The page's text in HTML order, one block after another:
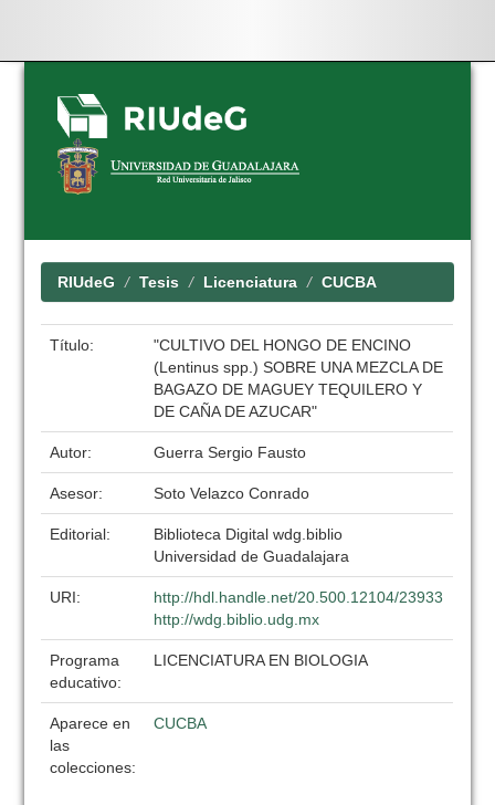
Skip
navigation
RIUdeG Tesis Licenciatura CUCBA
Título:
"CULTIVO DEL HONGO DE ENCINO
(Lentinus spp.) SOBRE UNA MEZCLA DE
BAGAZO DE MAGUEY TEQUILERO Y
DE CAÑA DE AZUCAR"
Autor: Guerra Sergio Fausto
Asesor: Soto Velazco Conrado
Editorial:
Biblioteca Digital wdg.biblio
Universidad de Guadalajara
URI:
http://hdl.handle.net/20.500.12104/23933
http://wdg.biblio.udg.mx
Programa
educativo:
LICENCIATURA EN BIOLOGIA
Aparece en
las
colecciones:
CUCBA